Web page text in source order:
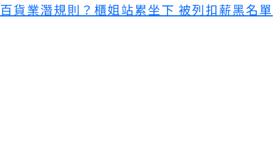
百貨業潛規則？櫃姐站累坐下 被列扣薪黑名單